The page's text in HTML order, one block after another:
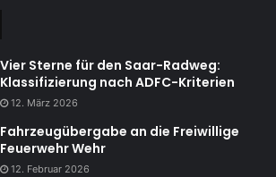
Vier Sterne für den Saar-Radweg:
Klassifizierung nach ADFC-Kriterien
12. März 2026
Fahrzeugübergabe an die Freiwillige
Feuerwehr Wehr
12. Februar 2026